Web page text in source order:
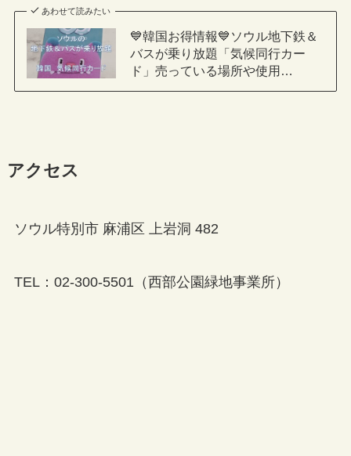
あわせて読みたい
💙韓国お得情報💙ソウル地下鉄＆
バスが乗り放題「気候同行カー
ド」売っている場所や使用…
アクセス
ソウル特別市 麻浦区 上岩洞 482
TEL：02-300-5501（西部公園緑地事業所）